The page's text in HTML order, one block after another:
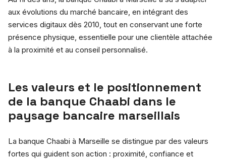
aux évolutions du marché bancaire, en intégrant des
services digitaux dès 2010, tout en conservant une forte
présence physique, essentielle pour une clientèle attachée
à la proximité et au conseil personnalisé.
Les valeurs et le positionnement
de la banque Chaabi dans le
paysage bancaire marseillais
La banque Chaabi à Marseille se distingue par des valeurs
fortes qui guident son action : proximité, confiance et